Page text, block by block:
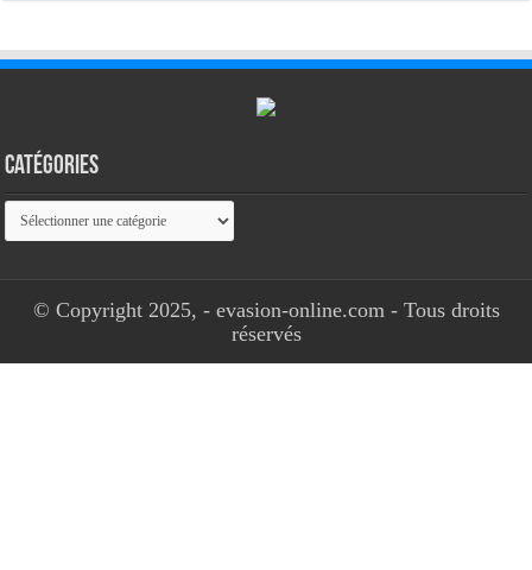
Catégories
Catégories
© Copyright 2025, - evasion-online.com - Tous droits
réservés